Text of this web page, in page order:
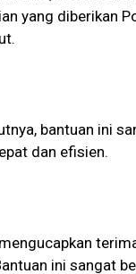
yang diberikan
bantuan ini
dan efisien.
ini sangat